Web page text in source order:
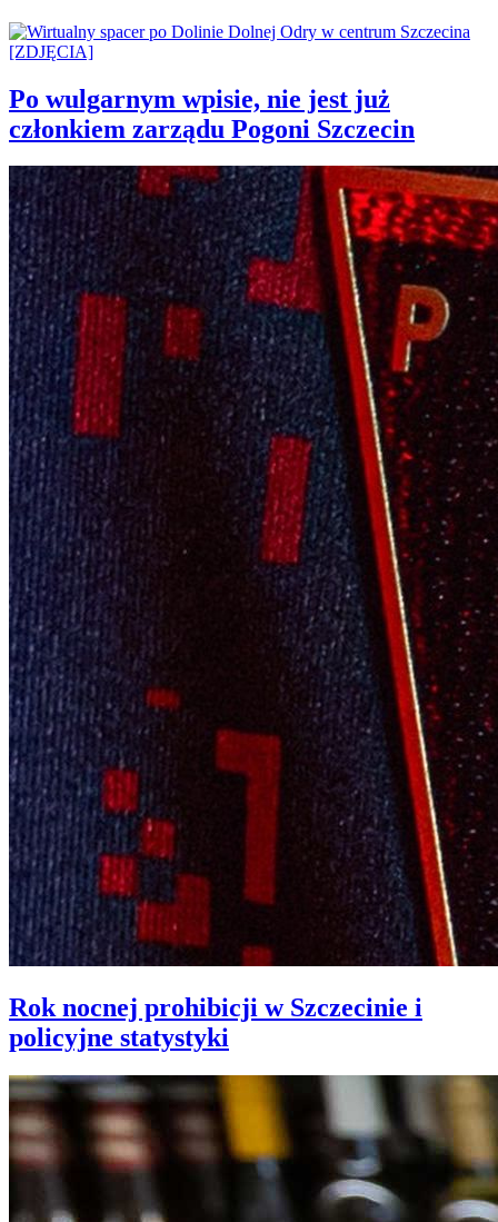
Po wulgarnym wpisie, nie jest już
członkiem zarządu Pogoni Szczecin
Rok nocnej prohibicji w Szczecinie i
policyjne statystyki